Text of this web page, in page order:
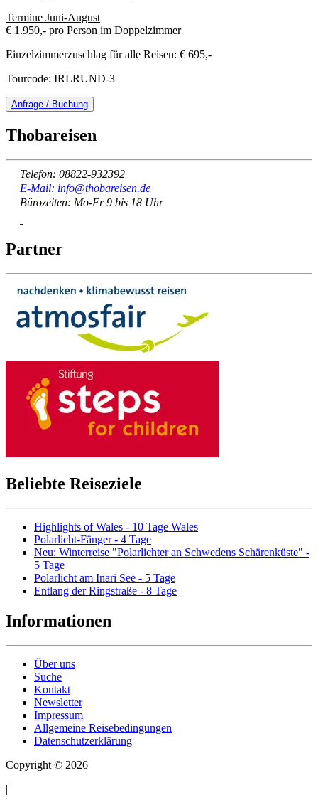
Termine Juni-August
€ 1.950,- pro Person im Doppelzimmer
Einzelzimmerzuschlag für alle Reisen: € 695,-
Tourcode: IRLRUND-3
Anfrage / Buchung
Thobareisen
Telefon: 08822-932392
E-Mail: info@thobareisen.de
Bürozeiten: Mo-Fr 9 bis 18 Uhr
Partner
Beliebte Reiseziele
Highlights of Wales - 10 Tage Wales
Polarlicht-Fänger - 4 Tage
Neu: Winterreise "Polarlichter an Schwedens Schärenküste" -
5 Tage
Polarlicht am Inari See - 5 Tage
Entlang der Ringstraße - 8 Tage
Informationen
Über uns
Suche
Kontakt
Newsletter
Impressum
Allgemeine Reisebedingungen
Datenschutzerklärung
Copyright © 2026
|